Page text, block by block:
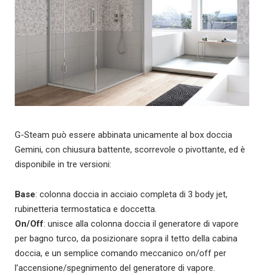
G-Steam può essere abbinata unicamente al box doccia
Gemini, con chiusura battente, scorrevole o pivottante, ed è
disponibile in tre versioni:
Base: colonna doccia in acciaio completa di 3 body jet,
rubinetteria termostatica e doccetta.
On/Off: unisce alla colonna doccia il generatore di vapore
per bagno turco, da posizionare sopra il tetto della cabina
doccia, e un semplice comando meccanico on/off per
l’accensione/spegnimento del generatore di vapore.